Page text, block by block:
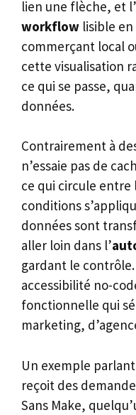
lien une flèche, et
workflow lisible
commerçant local
cette visualisation
ce qui se passe,
données.
Contrairement à
n’essaie pas de
ce qui circule entre
conditions
données sont
aller loin dans l’
gardant le
accessibilité no-
fonctionnelle qui
marketing,
Un exemple
reçoit des
Sans Make,